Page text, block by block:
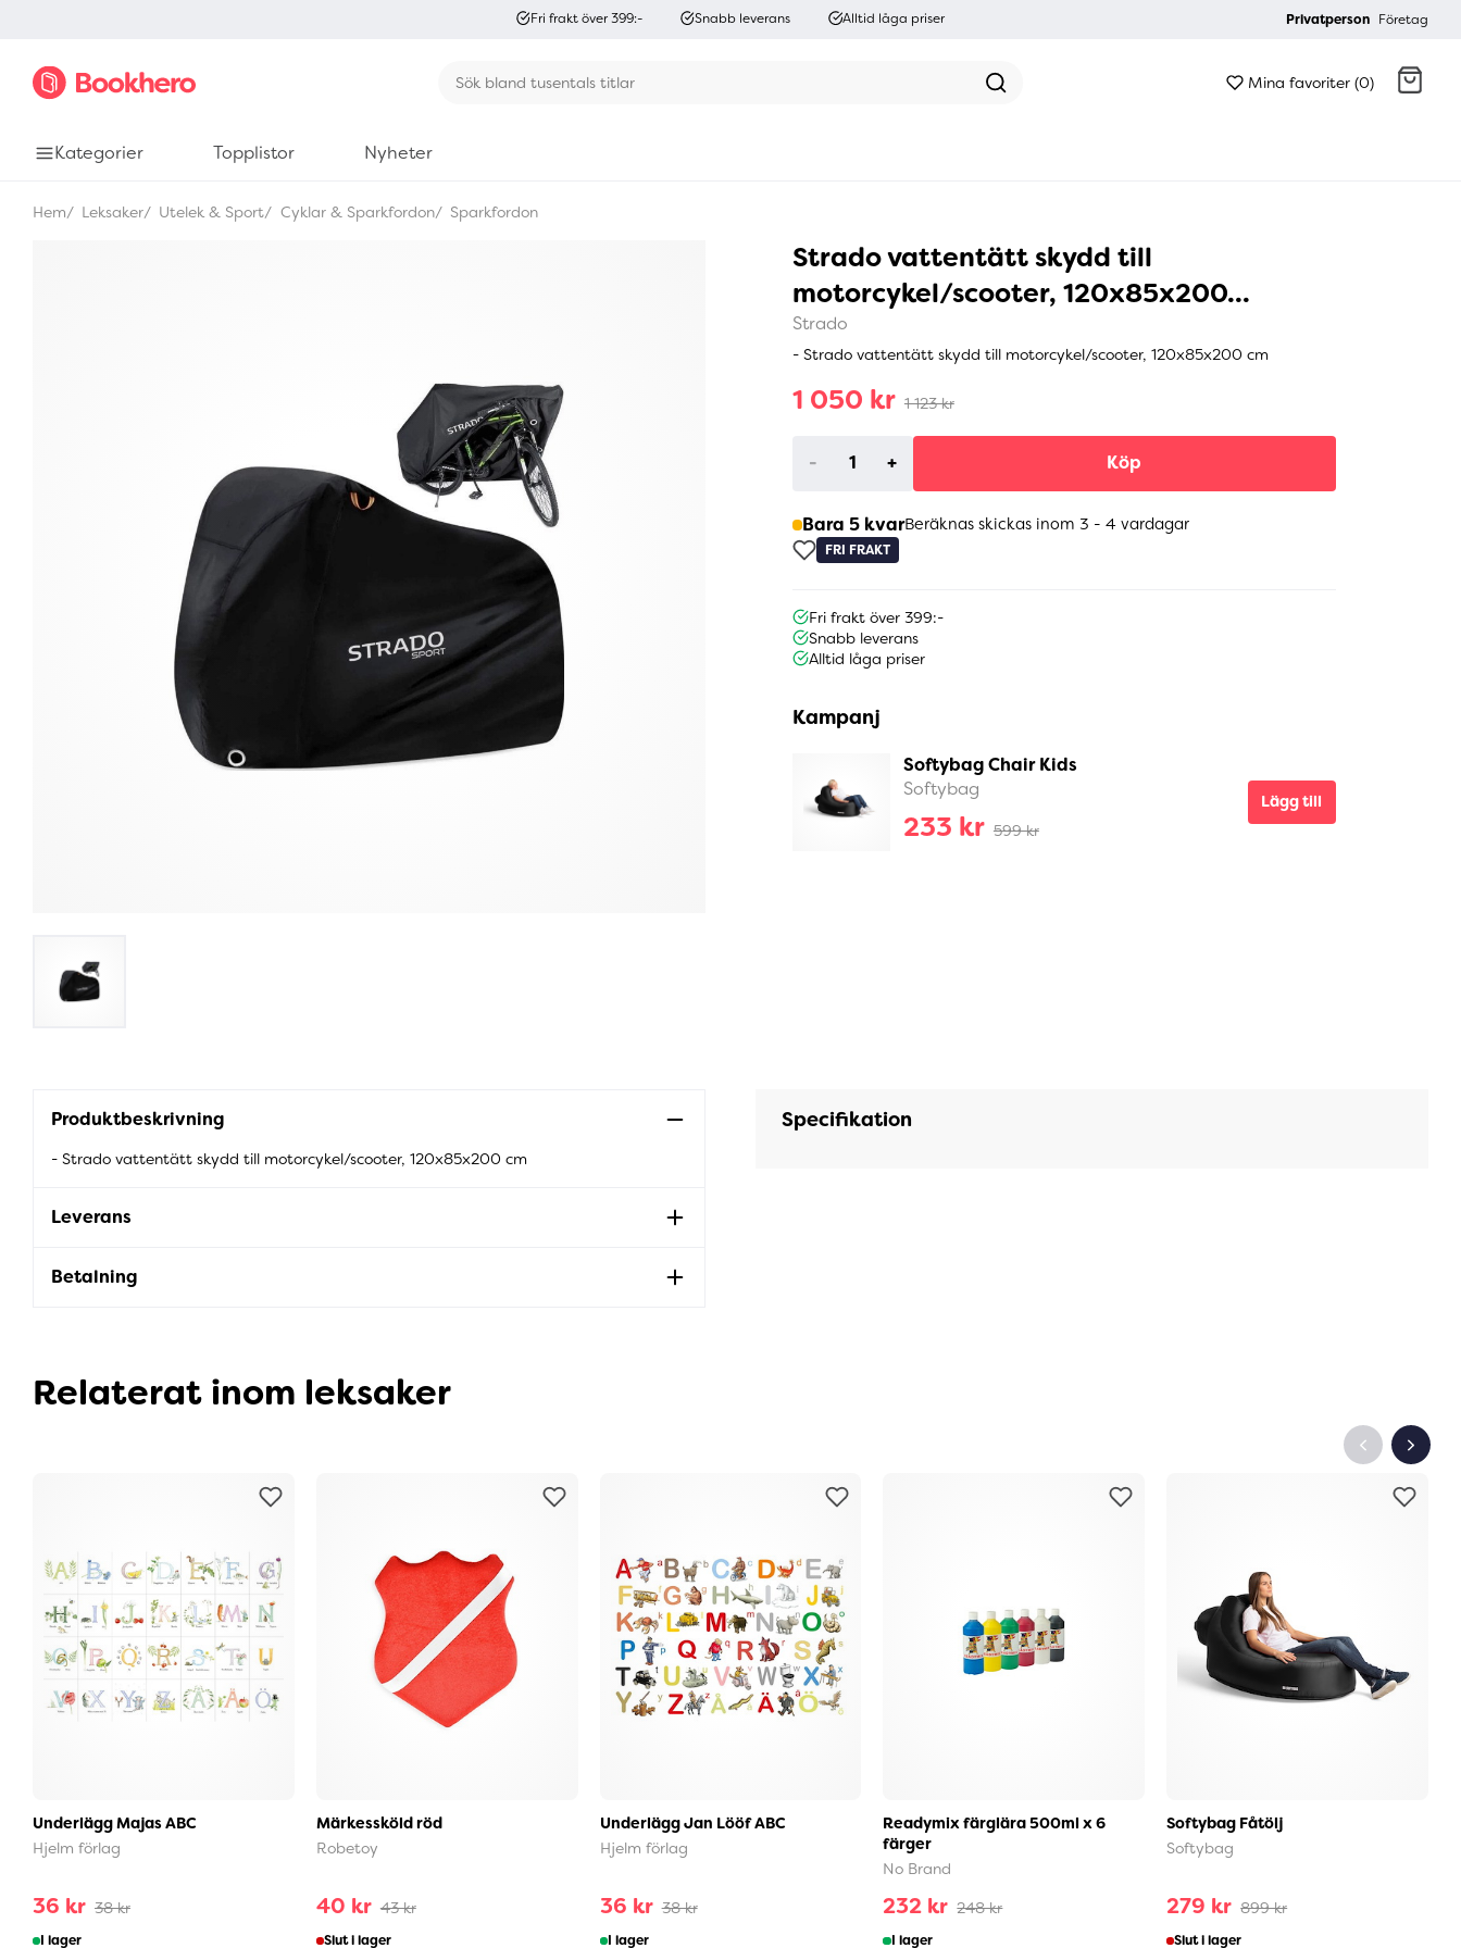
Fri frakt över 399:- Snabb leverans Alltid låga priser Privatperson Företag
Mina favoriter (0)
Kategorier Topplistor Nyheter
Hem Leksaker Utelek & Sport Cyklar & Sparkfordon Sparkfordon
Strado vattentätt skydd till
motorcykel/scooter, 120x85x200...
Strado
- Strado vattentätt skydd till motorcykel/scooter, 120x85x200 cm
1 050 kr 1 123 kr
- + Köp
Bara 5 kvarBeräknas skickas inom 3 - 4 vardagar
FRI FRAKT
Fri frakt över 399:-
Snabb leverans
Alltid låga priser
Kampanj
Softybag Chair Kids
Softybag
233 kr 599 kr
Lägg till
Produktbeskrivning
- Strado vattentätt skydd till motorcykel/scooter, 120x85x200 cm
Leverans
Betalning
Specifikation
Relaterat inom leksaker
Underlägg Majas ABC
Hjelm förlag
36 kr 38 kr
I lager
Märkessköld röd
Robetoy
40 kr 43 kr
Slut i lager
Underlägg Jan Lööf ABC
Hjelm förlag
36 kr 38 kr
I lager
Readymix färglära 500ml x 6
färger
No Brand
232 kr 248 kr
I lager
Softybag Fåtölj
Softybag
279 kr 899 kr
Slut i lager